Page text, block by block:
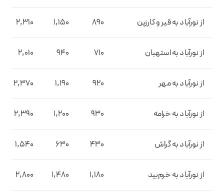
از نورآباد به قیر و کارزین 890
1,150
2,310
از نورآباد به استهبان 710
940
2,010
از نورآباد به مهر 920
1,190
2,370
از نورآباد به خرامه 930
1,200
2,390
از نورآباد به گراش 430
630
1,540
از نورآباد به خرم‌بید 1,180
1,480
2,800